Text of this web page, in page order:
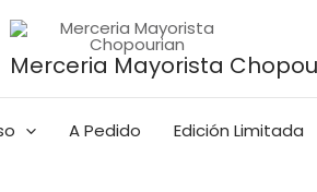
Merceria Mayorista
A Pedido Edición Limitada